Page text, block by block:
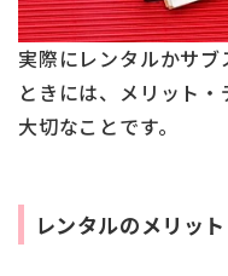
実際にレンタルかサ
ときには、メリット
大切なことです。
レンタルのメリット